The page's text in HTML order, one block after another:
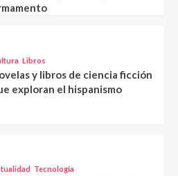
Libros
y libros de ciencia ficción
exploran el hispanismo
Tecnología